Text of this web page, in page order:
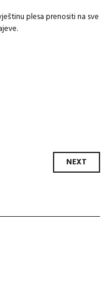
plesa prenositi na sve
NEXT